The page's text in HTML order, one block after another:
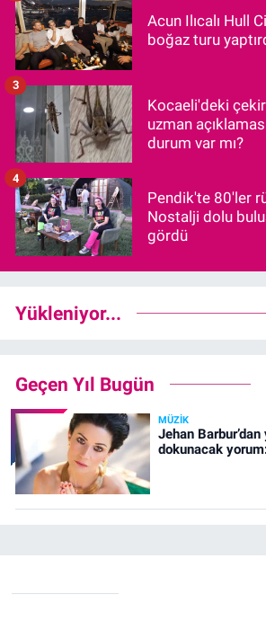
Acun Ilıcalı Hull
boğaz turu
Kocaeli'deki
uzman
durum var mı?
3
Pendik'te 80'ler
Nostalji dolu
gördü
4
Yükleniyor...
Geçen Yıl Bugün
MÜZIK
Jehan
dokunacak